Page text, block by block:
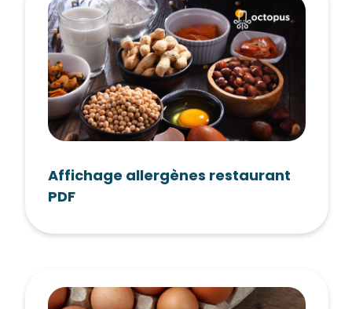
Affichage allergènes restaurant
PDF